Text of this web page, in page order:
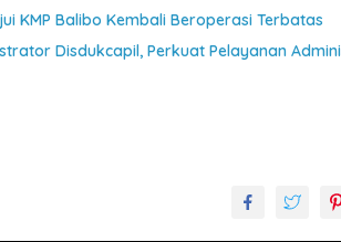
KMP Balibo Kembali Beroperasi Terbatas
Disdukcapil, Perkuat Pelayanan